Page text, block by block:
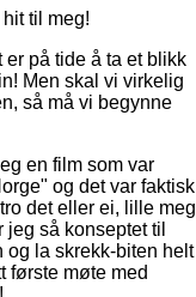
til meg!
er på tide å ta et blikk
Men skal vi virkelig
så må vi begynne
en film som var
og det var faktisk
det eller ei, lille meg
så konseptet til
og la skrekk-biten helt
første møte med